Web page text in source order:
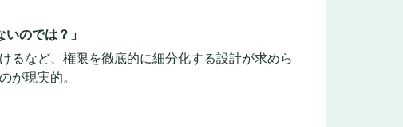
のでは？」
るなど、権限を徹底的に細分化する設計が求めら
が現実的。